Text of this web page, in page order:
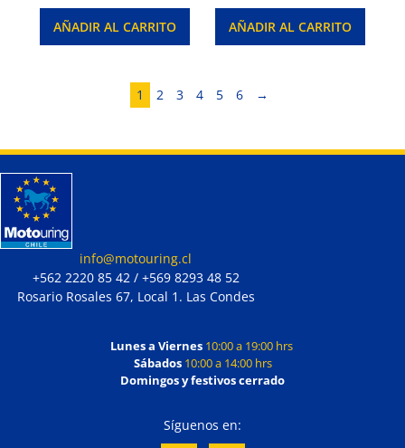
AÑADIR AL CARRITO AÑADIR AL CARRITO
1 2 3 4 5 6 →
info@motouring.cl
+562 2220 85 42 / +569 8293 48 52
Rosario Rosales 67, Local 1. Las Condes
Lunes a Viernes 10:00 a 19:00 hrs
Sábados 10:00 a 14:00 hrs
Domingos y festivos cerrado
Síguenos en: